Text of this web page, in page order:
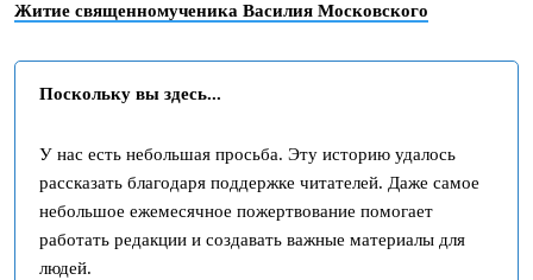
Житие священномученика Василия Московского
Поскольку вы здесь...
У нас есть небольшая просьба. Эту историю удалось
рассказать благодаря поддержке читателей. Даже самое
небольшое ежемесячное пожертвование помогает
работать редакции и создавать важные материалы для
людей.